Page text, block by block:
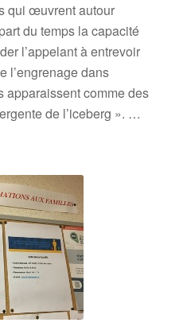
qui œuvrent autour
du temps la capacité
l’appelant à entrevoir
l’engrenage dans
apparaissent comme des
de l’iceberg ». …